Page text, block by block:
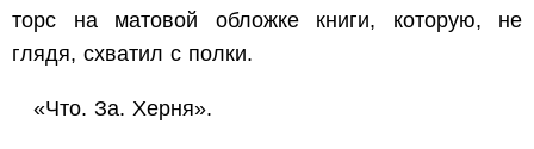
торс на матовой обложке книги, которую, не
глядя, схватил с полки.
«Что. За. Херня».